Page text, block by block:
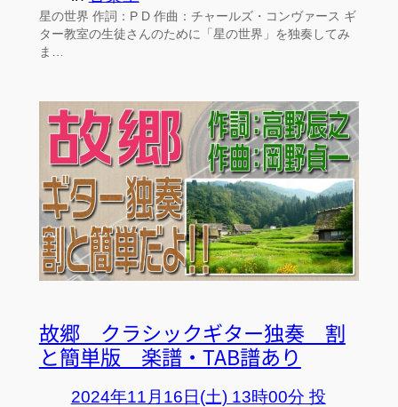
星の世界 作詞：P D 作曲：チャールズ・コンヴァース ギ
ター教室の生徒さんのために「星の世界」を独奏してみ
ま…
故郷 クラシックギター独奏 割
と簡単版 楽譜・TAB譜あり
2024年11月16日(土) 13時00分 投